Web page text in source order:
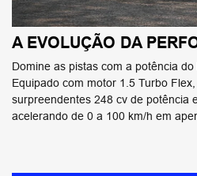
A EVOLUÇÃO DA
Domine as pistas com a potência
Equipado com motor 1.5 Turbo
surpreendentes 248 cv de potência
acelerando de 0 a 100 km/h em